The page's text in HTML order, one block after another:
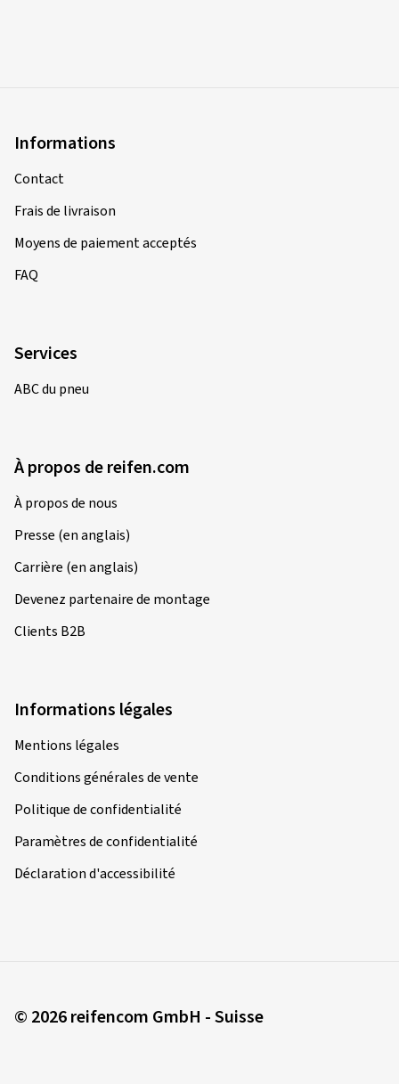
Informations
Contact
Frais de livraison
Moyens de paiement acceptés
FAQ
Services
ABC du pneu
À propos de reifen.com
À propos de nous
Presse (en anglais)
Carrière (en anglais)
Devenez partenaire de montage
Clients B2B
Informations légales
Mentions légales
Conditions générales de vente
Politique de confidentialité
Paramètres de confidentialité
Déclaration d'accessibilité
© 2026 reifencom GmbH - Suisse